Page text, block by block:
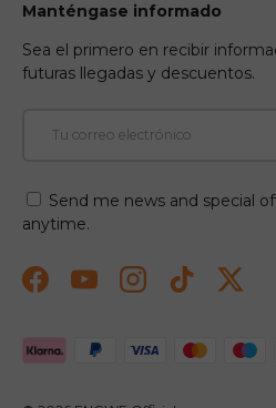
Manténgase informado
Sea el primero en recibir
futuras llegadas y descuentos.
Send me news and special
anytime.
FacebookYouTubeInstagramTikTokTwitter
Formas de pago aceptadas